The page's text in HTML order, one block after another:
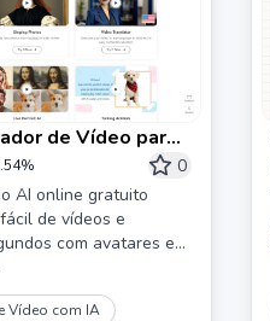
de Vídeo para
0
AI online gratuito
de vídeos e
com avatares e
Vídeo com IA